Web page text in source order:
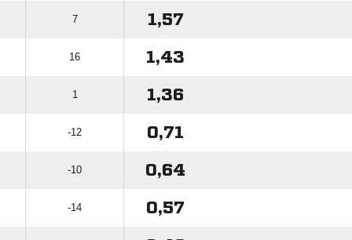
7 1,57
16 1,43
1 1,36
-12 0,71
-10 0,64
-14 0,57